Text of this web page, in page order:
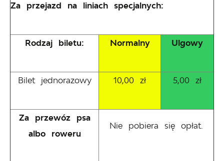
Za przejazd na liniach specjalnych:
Rodzaj biletu: Normalny Ulgowy
Bilet jednorazowy 10,00 zł 5,00 zł
Za przewóz psa
albo roweru
Nie pobiera się opłat.